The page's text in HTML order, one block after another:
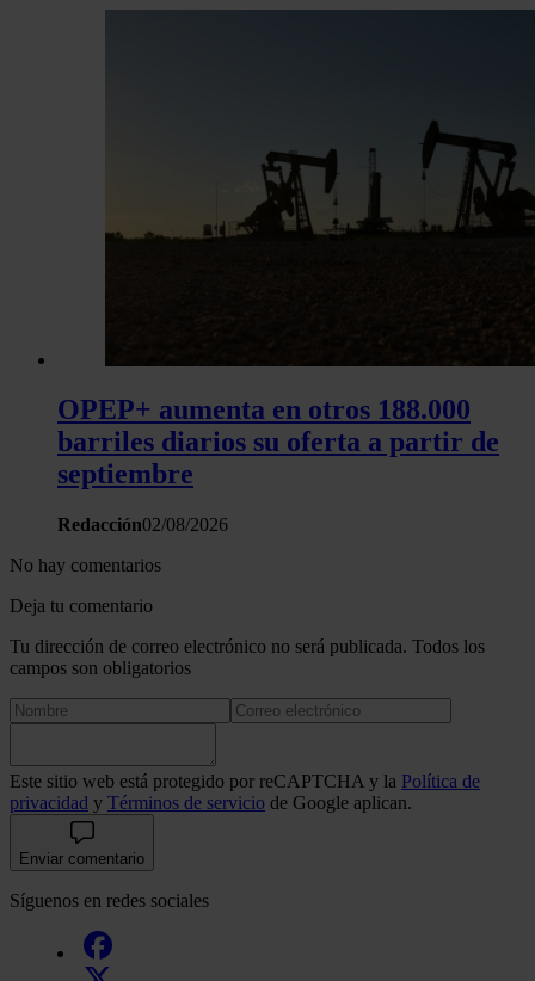
OPEP+ aumenta en otros 188.000
barriles diarios su oferta a partir de
septiembre
Redacción02/08/2026
No hay comentarios
Deja tu comentario
Tu dirección de correo electrónico no será publicada. Todos los
campos son obligatorios
Este sitio web está protegido por reCAPTCHA y la Política de
privacidad y Términos de servicio de Google aplican.
Enviar comentario
Síguenos en redes sociales